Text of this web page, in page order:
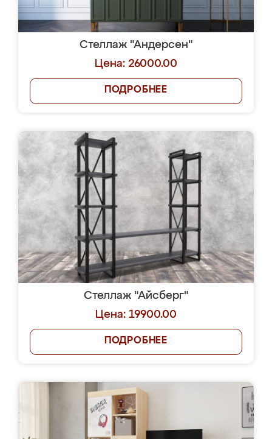
Стеллаж "Андерсен"
Цена: 26000.00
ПОДРОБНЕЕ
Стеллаж "Айсберг"
Цена: 19900.00
ПОДРОБНЕЕ